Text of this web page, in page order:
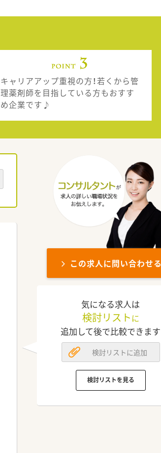
キャリアアップ重視の方！若くから管
理薬剤師を目指している方もおすす
め企業です♪
この求人に問い合わせる
気になる求人は
検討リスト に
追加して後で比較できます
検討リストに追加
検討リストを見る